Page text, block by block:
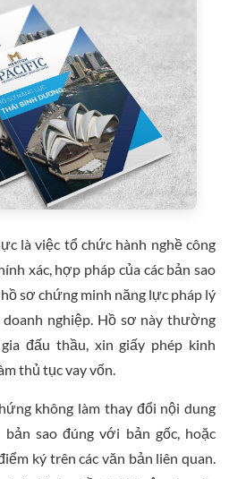
là việc tổ chức hành nghề công
xác, hợp pháp của các bản sao
sơ chứng minh năng lực pháp lý
nghiệp. Hồ sơ này thường
đấu thầu, xin giấy phép kinh
thủ tục vay vốn.
không làm thay đổi nội dung
sao đúng với bản gốc, hoặc
ký trên các văn bản liên quan.